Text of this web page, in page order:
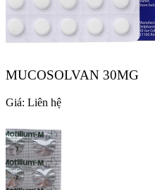
MUCOSOLVAN 30MG
Giá: Liên hệ